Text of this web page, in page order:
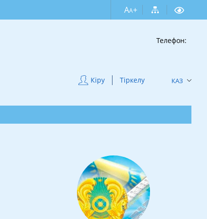
AA+
Телефон:
Кіру Тіркелу КАЗ